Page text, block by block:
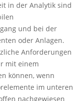
in der Analytik sind
und bei der
oder Anlagen.
Anforderungen
mit einem
können, wenn
im unteren
nachgewiesen